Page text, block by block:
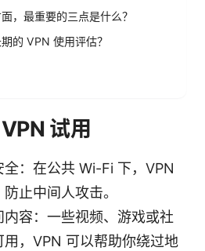
，最重要的三点是什么？
的 VPN 使用评估？
试用
：在公共 Wi-Fi 下，VPN
止中间人攻击。
容：一些视频、游戏或社
，VPN 可以帮助你绕过地